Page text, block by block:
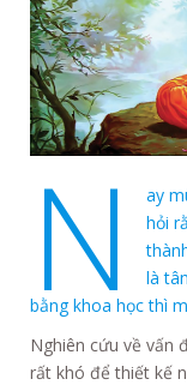
N
ay
hỏi
là
bằng khoa học thì
Nghiên cứu về vấn
rất khó để thiết kế